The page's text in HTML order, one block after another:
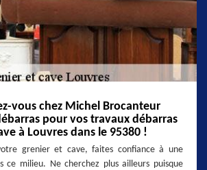
vous chez Michel Brocanteur
pour vos travaux débarras
à Louvres dans le 95380 !
grenier et cave, faites confiance à une
ce milieu. Ne cherchez plus ailleurs puisque